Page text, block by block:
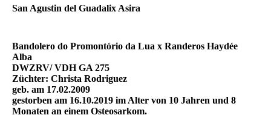
San Agustin del Guadalix Asira
Bandolero do Promontório da Lua x Randeros Haydée
Alba
DWZRV/ VDH GA 275
Züchter: Christa Rodriguez
geb. am 17.02.2009
gestorben am 16.10.2019 im Alter von 10 Jahren und 8
Monaten an einem Osteosarkom.